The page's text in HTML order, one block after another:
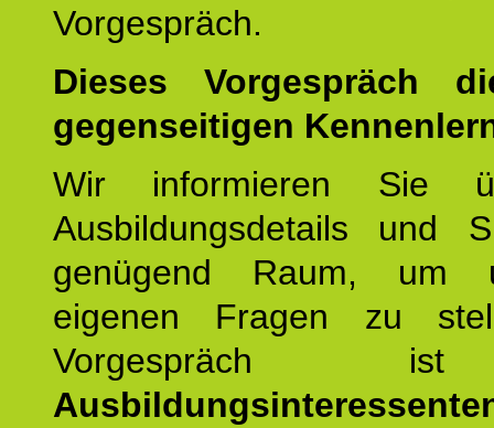
Vorgespräch.
Dieses Vorgespräch
gegenseitigen
Wir informieren Sie
Ausbildungsdetails und
genügend Raum, um
eigenen Fragen zu